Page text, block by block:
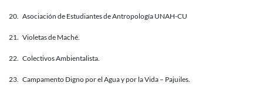
20. Asociación de Estudiantes de Antropología UNAH-CU
21. Violetas de Maché.
22. Colectivos Ambientalista.
23. Campamento Digno por el Agua y por la Vida – Pajuiles.